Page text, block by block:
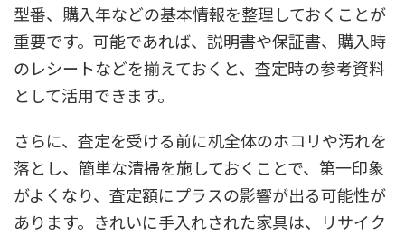
型番、購入年などの基本情報を整理しておくことが
重要です。可能であれば、説明書や保証書、購入時
のレシートなどを揃えておくと、査定時の参考資料
として活用できます。
さらに、査定を受ける前に机全体のホコリや汚れを
落とし、簡単な清掃を施しておくことで、第一印象
がよくなり、査定額にプラスの影響が出る可能性が
あります。きれいに手入れされた家具は、リサイク